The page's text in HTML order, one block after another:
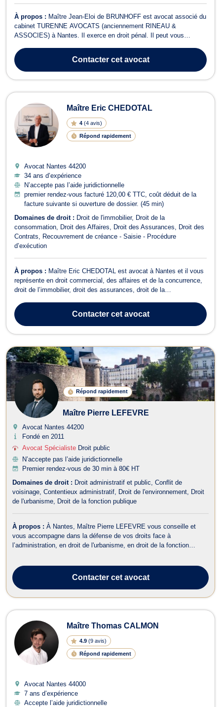
À propos : Maître Jean-Eloi de BRUNHOFF est avocat associé du
cabinet TURENNE AVOCATS (anciennement RINEAU &
ASSOCIES) à Nantes. Il exerce en droit pénal. Il peut vous
qu’il s’agisse de contravention, de délit ou de crime. En droit pénal
des affaires, Maître Jean-E...
Contactercet avocat
Maître Eric CHEDOTAL
4 (4 avis)
Répond rapidement
Avocat Nantes 44200
34 ans d’expérience
N’accepte pas l’aide juridictionnelle
premier rendez-vous facturé 120,00 € TTC, coût déduit de la
facture suivante si ouverture de dossier. (45 min)
Domaines de droit : Droit de l'immobilier
Droit de la
consommation
Droit des Affaires Droit des Assurances
Droit des
Contrats
Recouvrement de créance - Saisie - Procédure
d’exécution
À propos : Maître Eric CHEDOTAL est avocat à Nantes et il vous
représente en droit commercial, des affaires et de la concurrence,
droit de l’immobilier, droit des assurances, droit de la
commercial, des affaires et de la concurrence pour toutes
questions relatives à la concurr...
Contactercet avocat
Répond rapidement
Maître Pierre LEFEVRE
Avocat Nantes 44200
Fondé en 2011
Avocat Spécialiste Droit public
N’accepte pas l’aide juridictionnelle
Premier rendez-vous de 30 min à 80€ HT
Domaines de droit : Droit administratif et public Conflit de
voisinage Contentieux administratif Droit de l'environnement
Droit
de l'urbanisme
Droit de la fonction publique
À propos : À Nantes, Maître Pierre LEFEVRE vous conseille et
vous accompagne dans la défense de vos droits face à
l’administration, en droit de l'urbanisme, en droit de la fonction
permis de construire et ...Contactercet avocat
Maître Thomas CALMON
4.9 (9 avis)
Répond rapidement
Avocat Nantes 44000
7 ans d’expérience
Accepte l’aide juridictionnelle